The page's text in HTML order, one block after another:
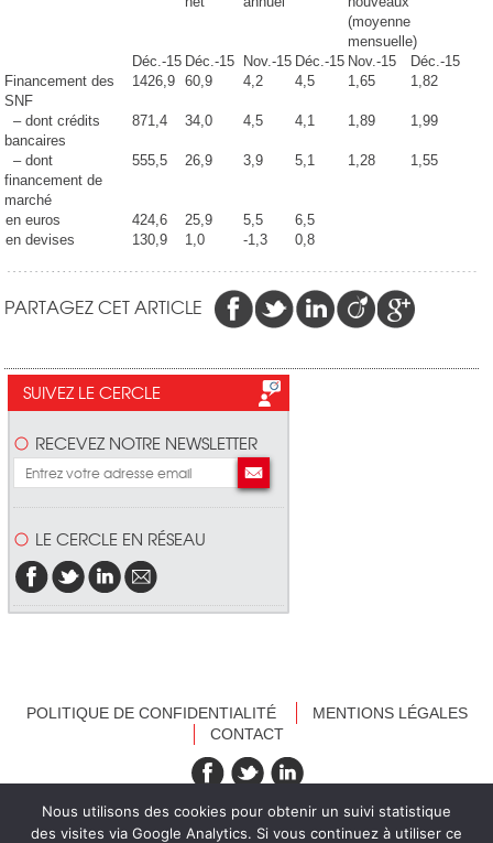
(moyenne
mensuelle)
Déc.-15 Déc.-15 Nov.-15 Déc.-15 Nov.-15
Déc.-15
Financement des
SNF
1426,9 60,9 4,2 4,5 1,65 1,82
– dont crédits
bancaires
871,4 34,0 4,5 4,1 1,89 1,99
– dont
financement de
marché
555,5 26,9 3,9 5,1 1,28 1,55
en euros 424,6 25,9 5,5
6,5
en devises
130,9 1,0 -1,3 0,8
PARTAGEZ CET ARTICLE
SUIVEZ LE CERCLE
RECEVEZ NOTRE NEWSLETTER
LE CERCLE EN RÉSEAU
POLITIQUE DE CONFIDENTIALITÉ
MENTIONS LÉGALES
CONTACT
recevez nos newsletters
Nous utilisons des cookies pour obtenir un suivi statistique
des visites via Google Analytics. Si vous continuez à utiliser ce